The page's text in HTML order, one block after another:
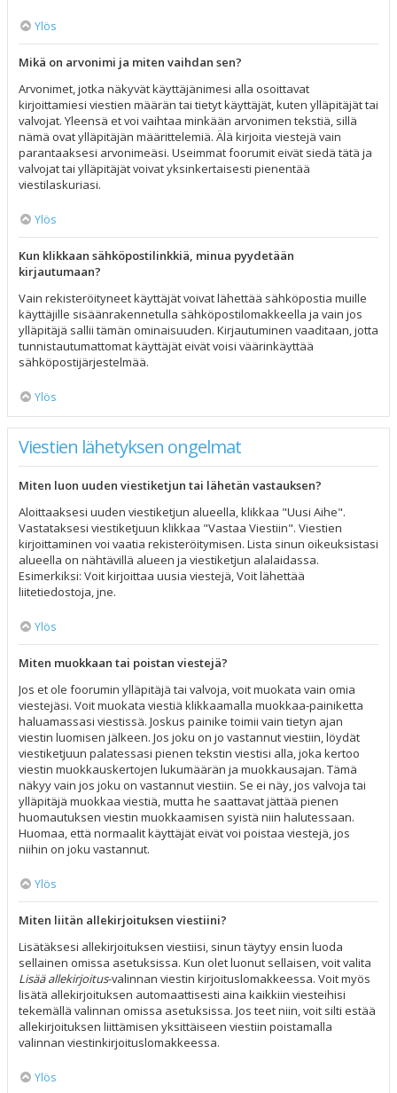
Ylös
Mikä on arvonimi ja miten vaihdan sen?
Arvonimet, jotka näkyvät käyttäjänimesi alla osoittavat
kirjoittamiesi viestien määrän tai tietyt käyttäjät, kuten ylläpitäjät tai
valvojat. Yleensä et voi vaihtaa minkään arvonimen tekstiä, sillä
nämä ovat ylläpitäjän määrittelemiä. Älä kirjoita viestejä vain
parantaaksesi arvonimeäsi. Useimmat foorumit eivät siedä tätä ja
valvojat tai ylläpitäjät voivat yksinkertaisesti pienentää
viestilaskuriasi.
Ylös
Kun klikkaan sähköpostilinkkiä, minua pyydetään
kirjautumaan?
Vain rekisteröityneet käyttäjät voivat lähettää sähköpostia muille
käyttäjille sisäänrakennetulla sähköpostilomakkeella ja vain jos
ylläpitäjä sallii tämän ominaisuuden. Kirjautuminen vaaditaan, jotta
tunnistautumattomat käyttäjät eivät voisi väärinkäyttää
sähköpostijärjestelmää.
Ylös
Viestien lähetyksen ongelmat
Miten luon uuden viestiketjun tai lähetän vastauksen?
Aloittaaksesi uuden viestiketjun alueella, klikkaa "Uusi Aihe".
Vastataksesi viestiketjuun klikkaa "Vastaa Viestiin". Viestien
kirjoittaminen voi vaatia rekisteröitymisen. Lista sinun oikeuksistasi
alueella on nähtävillä alueen ja viestiketjun alalaidassa.
Esimerkiksi: Voit kirjoittaa uusia viestejä, Voit lähettää
liitetiedostoja, jne.
Ylös
Miten muokkaan tai poistan viestejä?
Jos et ole foorumin ylläpitäjä tai valvoja, voit muokata vain omia
viestejäsi. Voit muokata viestiä klikkaamalla muokkaa-painiketta
haluamassasi viestissä. Joskus painike toimii vain tietyn ajan
viestin luomisen jälkeen. Jos joku on jo vastannut viestiin, löydät
viestiketjuun palatessasi pienen tekstin viestisi alla, joka kertoo
viestin muokkauskertojen lukumäärän ja muokkausajan. Tämä
näkyy vain jos joku on vastannut viestiin. Se ei näy, jos valvoja tai
ylläpitäjä muokkaa viestiä, mutta he saattavat jättää pienen
huomautuksen viestin muokkaamisen syistä niin halutessaan.
Huomaa, että normaalit käyttäjät eivät voi poistaa viestejä, jos
niihin on joku vastannut.
Ylös
Miten liitän allekirjoituksen viestiini?
Lisätäksesi allekirjoituksen viestiisi, sinun täytyy ensin luoda
sellainen omissa asetuksissa. Kun olet luonut sellaisen, voit valita
Lisää allekirjoitus-valinnan viestin kirjoituslomakkeessa. Voit myös
lisätä allekirjoituksen automaattisesti aina kaikkiin viesteihisi
tekemällä valinnan omissa asetuksissa. Jos teet niin, voit silti estää
allekirjoituksen liittämisen yksittäiseen viestiin poistamalla
valinnan viestinkirjoituslomakkeessa.
Ylös